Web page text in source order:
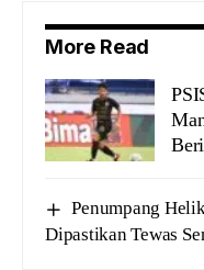
More Read
Penumpang
Dipastikan Tewas